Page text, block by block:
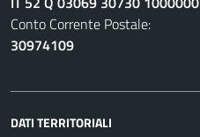
Conto Corrente Postale:
30974109
DATI TERRITORIALI